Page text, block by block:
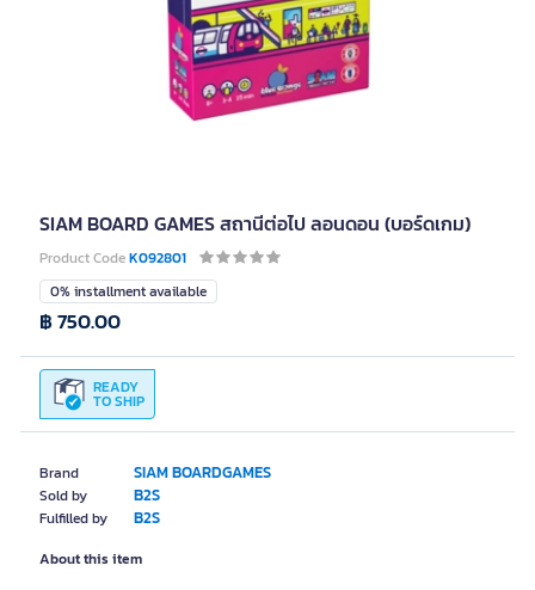
SIAM BOARD GAMES สถานีต่อไป ลอนดอน (บอร์ดเกม)
Product CodeK092801
Brand SIAM BOARDGAMES
Sold by B2S
Fulfilled by B2S
0% installment available
READY
TO SHIP
฿ 750.00
About this item